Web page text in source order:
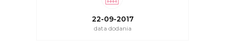
22-09-2017
data dodania